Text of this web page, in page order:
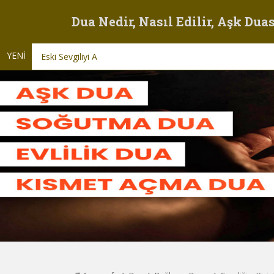
Dua Nedir, Nasıl Edilir, Aşk
YENİ Eski Sevgiliyi Aşık Etme Yolu Duası